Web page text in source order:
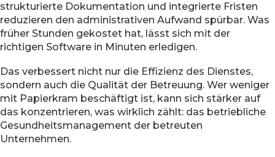
strukturierte Dokumentation und integrierte Fristen
reduzieren den administrativen Aufwand spürbar. Was
früher Stunden gekostet hat, lässt sich mit der
richtigen Software in Minuten erledigen.
Das verbessert nicht nur die Effizienz des Dienstes,
sondern auch die Qualität der Betreuung. Wer weniger
mit Papierkram beschäftigt ist, kann sich stärker auf
das konzentrieren, was wirklich zählt: das betriebliche
Gesundheitsmanagement der betreuten
Unternehmen.